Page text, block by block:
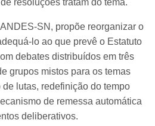
resoluções tratam do tema.
SN, propõe reorganizar o
lo ao que prevê o Estatuto
debates distribuídos em três
grupos mistos para os temas
lutas, redefinição do tempo
de remessa automática
deliberativos.